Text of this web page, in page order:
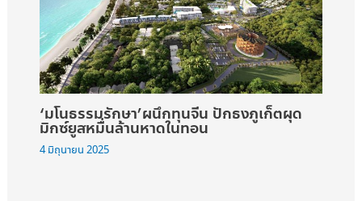
‘มโนธรรมรักษา’ผนึกทุนจีน ปักธงภูเก็ตผุด
มิกซ์ยูสหมื่นล้านหาดในทอน
4 มิถุนายน 2025